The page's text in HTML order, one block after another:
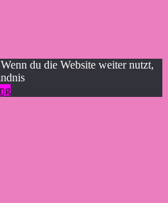
du die Website weiter nutzt,